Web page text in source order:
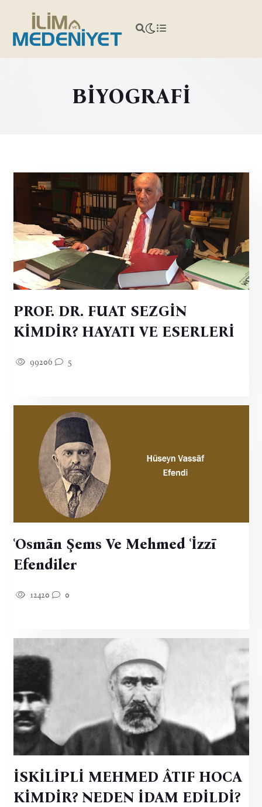
BİYOGRAFİ
PROF. DR. FUAT SEZGİN
KİMDİR? HAYATI VE ESERLERİ
99206 5
ʿOsmān Şems Ve Mehmed ʿİzzī
Efendiler
12420 0
İSKİLİPLİ MEHMED ÂTIF HOCA
KİMDİR? NEDEN İDAM EDİLDİ?